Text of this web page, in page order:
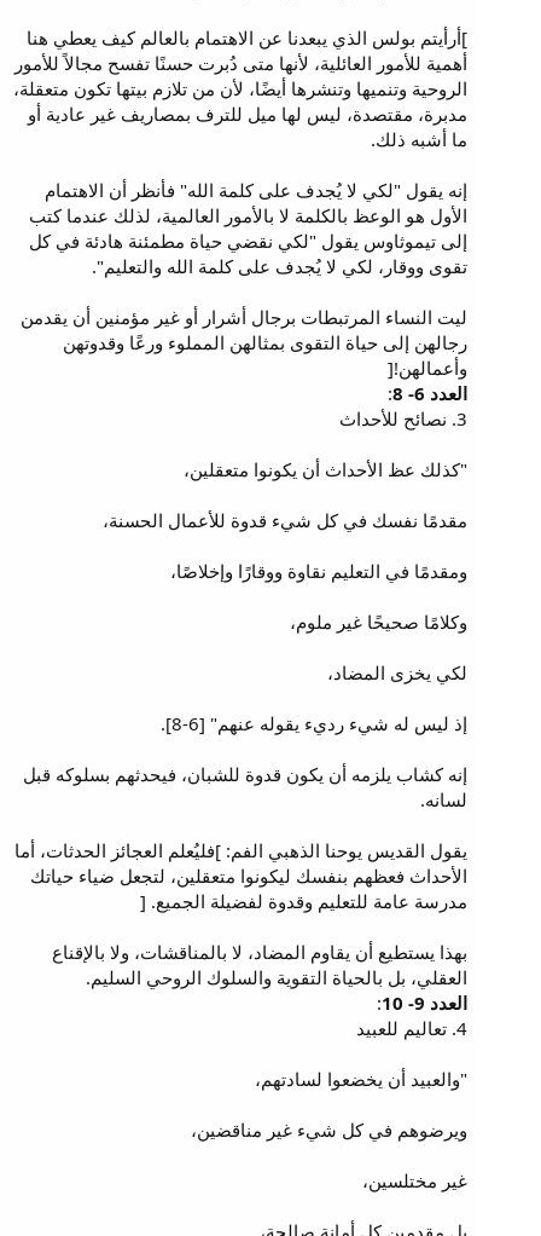
]أرأيتم بولس الذي يبعدنا عن الاهتمام بالعالم كيف يعطي هنا
أهمية للأمور العائلية، لأنها متى دُبرت حسنًا تفسح مجالاً للأمور
الروحية وتنميها وتنشرها أيضًا، لأن من تلازم بيتها تكون متعقلة،
مدبرة، مقتصدة، ليس لها ميل للترف بمصاريف غير عادية أو
ما أشبه ذلك.
إنه يقول "لكي لا يُجدف على كلمة الله" فأنظر أن الاهتمام
الأول هو الوعظ بالكلمة لا بالأمور العالمية، لذلك عندما كتب
إلى تيموثاوس يقول "لكي نقضي حياة مطمئنة هادئة في كل
تقوى ووقار، لكي لا يُجدف على كلمة الله والتعليم".
ليت النساء المرتبطات برجال أشرار أو غير مؤمنين أن يقدمن
رجالهن إلى حياة التقوى بمثالهن المملوء ورعًا وقدوتهن
وأعمالهن![
العدد 6- 8
:
3. نصائح للأحداث
"كذلك عظ الأحداث أن يكونوا متعقلين،
مقدمًا نفسك في كل شيء قدوة للأعمال الحسنة،
ومقدمًا في التعليم نقاوة ووقارًا وإخلاصًا،
وكلامًا صحيحًا غير ملوم،
لكي يخزى المضاد،
إذ ليس له شيء رديء يقوله عنهم" [6-8].
إنه كشاب يلزمه أن يكون قدوة للشبان، فيحدثهم بسلوكه قبل
لسانه.
يقول القديس يوحنا الذهبي الفم: ]فليُعلم العجائز الحدثات، أما
الأحداث فعظهم بنفسك ليكونوا متعقلين، لتجعل ضياء حياتك
مدرسة عامة للتعليم وقدوة لفضيلة الجميع. [
بهذا يستطيع أن يقاوم المضاد، لا بالمناقشات، ولا بالإقناع
العقلي، بل بالحياة التقوية والسلوك الروحي السليم.
العدد 9- 10
:
4. تعاليم للعبيد
"والعبيد أن يخضعوا لسادتهم،
ويرضوهم في كل شيء غير مناقضين،
غير مختلسين،
بل مقدمين كل أمانة صالحة،